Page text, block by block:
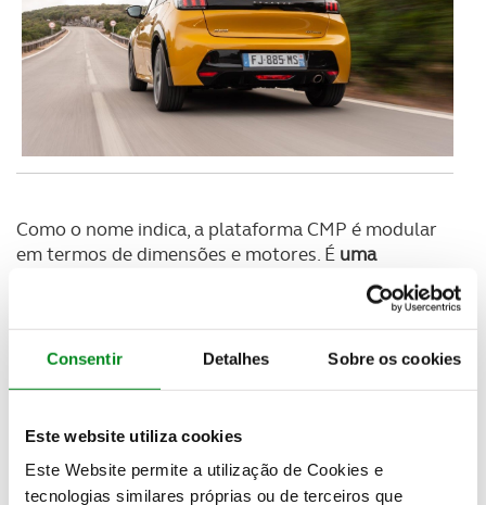
Consentir Detalhes Sobre os cookies
Este website utiliza cookies
Este Website permite a utilização de Cookies e
tecnologias similares próprias ou de terceiros que
Como o nome indica, a plataforma CMP é modular
em termos de dimensões e motores. É uma
plataforma multi-energias, porque é totalmente
compatível com a adoção de mecânicas tradicionais
(motores térmicos a gasolina ou diesel) e a
propulsão 100% elétrica de última geração. Cabe
conforto, segurança e conetividade.